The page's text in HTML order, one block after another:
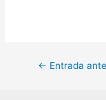
← Entrada